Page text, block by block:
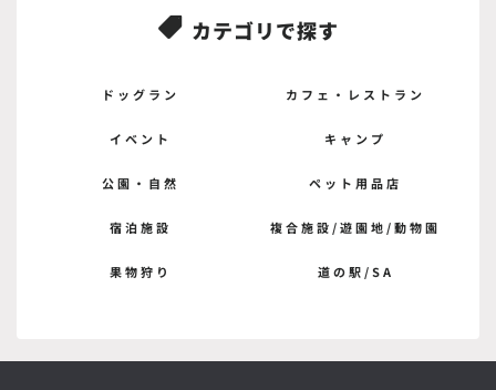
 カテゴリで探す
ドッグラン カフェ・レストラン
イベント キャンプ
公園・自然 ペット用品店
宿泊施設 複合施設/遊園地/動物園
果物狩り 道の駅/SA